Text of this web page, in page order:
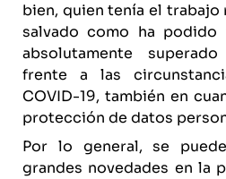
bien, quien tenía el trabajo
salvado como ha
absolutamente
frente a las
COVID-19, también en
protección de datos
Por lo general, se
grandes novedades en la